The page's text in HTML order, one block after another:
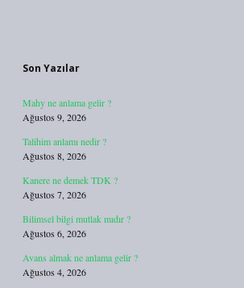
Son Yazılar
Mahy ne anlama gelir ?
Ağustos 9, 2026
Talihim anlamı nedir ?
Ağustos 8, 2026
Kanere ne demek TDK ?
Ağustos 7, 2026
Bilimsel bilgi mutlak mıdır ?
Ağustos 6, 2026
Avans almak ne anlama gelir ?
Ağustos 4, 2026